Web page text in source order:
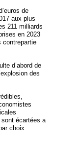
de
aux plus
211 milliards
en 2023
contrepartie
d’abord de
des
écartées a
choix